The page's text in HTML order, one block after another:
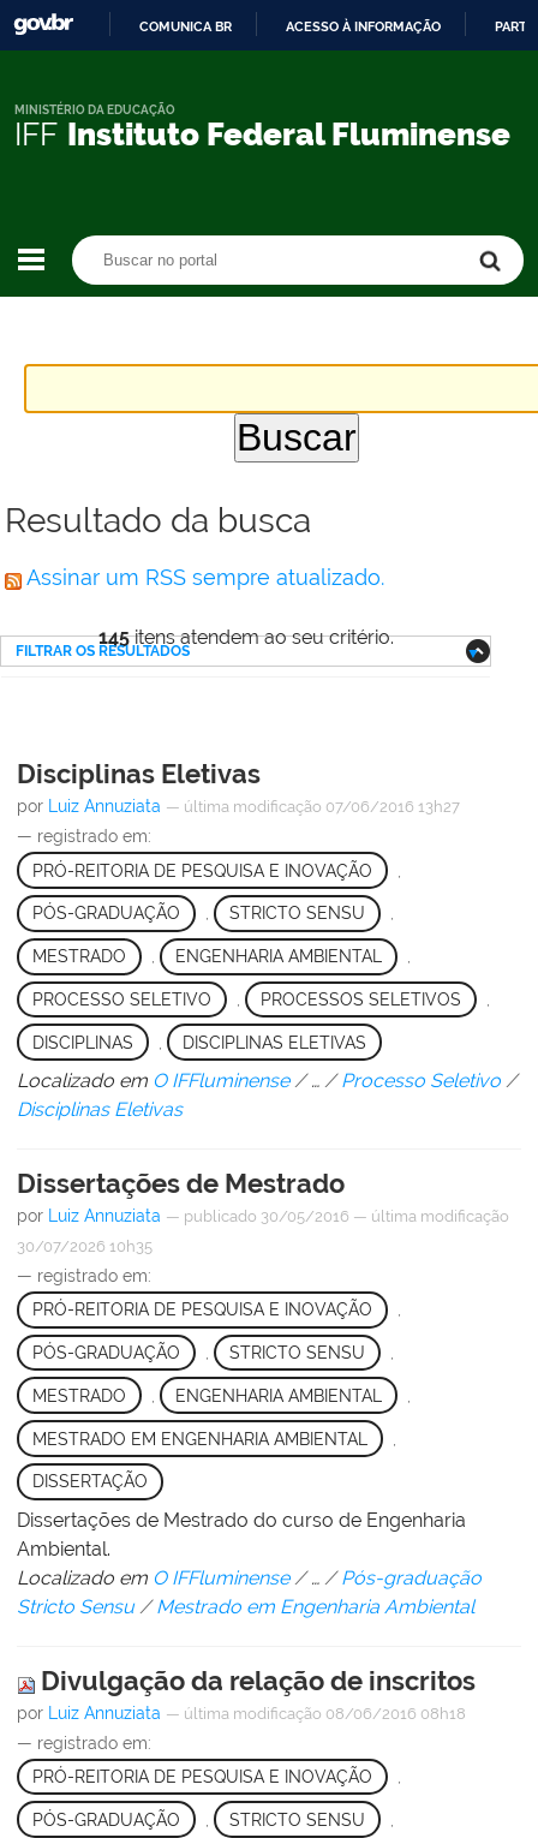
CONTEÚDO
COMUNICA BR ACESSO À INFORMAÇÃO
IFF Instituto Federal Fluminense
MINISTÉRIO DA EDUCAÇÃO
Resultado da busca
Assinar um RSS sempre atualizado.
145itens atendem ao seu critério.
FILTRAR OS RESULTADOS
Disciplinas Eletivas
por Luiz Annuziata — última modificação 07/06/2016 13h27
— registrado em:
PRÓ-REITORIA DE PESQUISA E INOVAÇÃO
PÓS-GRADUAÇÃO , STRICTO SENSU ,
MESTRADO ENGENHARIA AMBIENTAL
PROCESSO SELETIVO PROCESSOS SELETIVOS
DISCIPLINAS DISCIPLINAS ELETIVAS
Localizado em O IFFluminense /… /Processo Seletivo /
Disciplinas Eletivas
Dissertações de Mestrado
por Luiz Annuziata — publicado 30/05/2016 — última modificação
30/07/2026 10h35
— registrado em:
PRÓ-REITORIA DE PESQUISA E INOVAÇÃO
,
PÓS-GRADUAÇÃO STRICTO SENSU
MESTRADO ENGENHARIA AMBIENTAL
MESTRADO EM ENGENHARIA AMBIENTAL
DISSERTAÇÃO
Dissertações de Mestrado do curso de Engenharia
Ambiental.
Localizado em O IFFluminense /… /Pós-graduação
Stricto Sensu /Mestrado em Engenharia Ambiental
Divulgação da relação de inscritos
por Luiz Annuziata — última modificação 08/06/2016 08h18
— registrado em:
PRÓ-REITORIA DE PESQUISA E INOVAÇÃO
PÓS-GRADUAÇÃO STRICTO SENSU